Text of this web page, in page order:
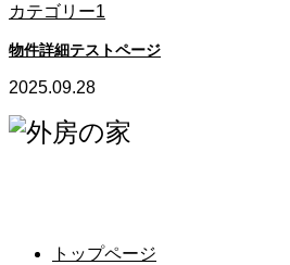
カテゴリー1
物件詳細テストページ
2025.09.28
トップページ